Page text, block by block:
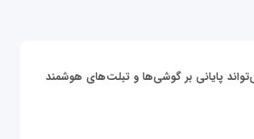
پایانی بر گوشی‌ها و تبلت‌های هوشمند